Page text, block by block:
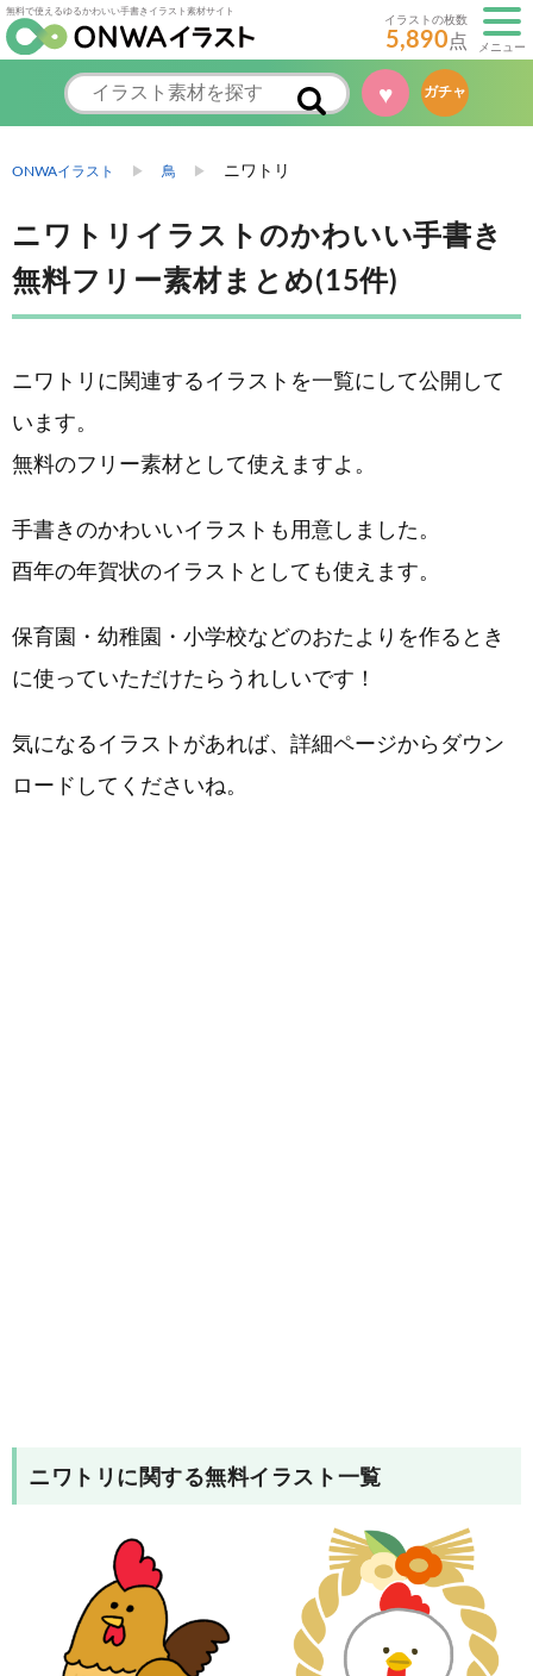
無料で使えるゆるかわいい手書きイラスト素材サイト
イラストの枚数
5,890点 メニュー
♥ ガチャ
ONWAイラスト 鳥 ニワトリ
ニワトリイラストのかわいい手書き
無料フリー素材まとめ(15件)
ニワトリに関連するイラストを一覧にして公開して
います。
無料のフリー素材として使えますよ。
手書きのかわいいイラストも用意しました。
酉年の年賀状のイラストとしても使えます。
保育園・幼稚園・小学校などのおたよりを作るとき
に使っていただけたらうれしいです！
気になるイラストがあれば、詳細ページからダウン
ロードしてくださいね。
ニワトリ に関する無料イラスト一覧